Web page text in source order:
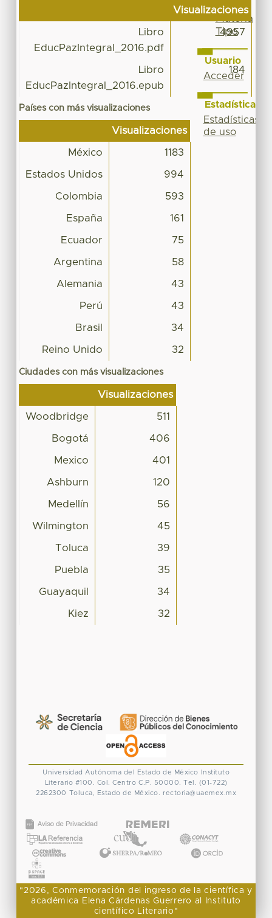
Visualizaciones
Libro
EducPazIntegral_2016.pdf
4957
Libro
EducPazIntegral_2016.epub
184
Países con más visualizaciones
Visualizaciones
México 1183
Estados Unidos 994
Colombia 593
España 161
Ecuador 75
Argentina 58
Alemania 43
Perú 43
Brasil 34
Reino Unido 32
Ciudades con más visualizaciones
Visualizaciones
Woodbridge 511
Bogotá 406
Mexico 401
Ashburn 120
Medellín 56
Wilmington 45
Toluca 39
Puebla 35
Guayaquil 34
Kiez 32
Título
Materia
Tipo
Usuario
Acceder
Estadísticas
Estadísticas
de uso
Universidad Autónoma del Estado de México
Instituto
Literario #100. Col. Centro C.P. 50000. Tel. (01-722)
2262300 Toluca, Estado de México. rectoria@uaemex.mx
"2026, Conmemoración del ingreso de la científica y
académica Elena Cárdenas Guerrero al Instituto
científico Literario"